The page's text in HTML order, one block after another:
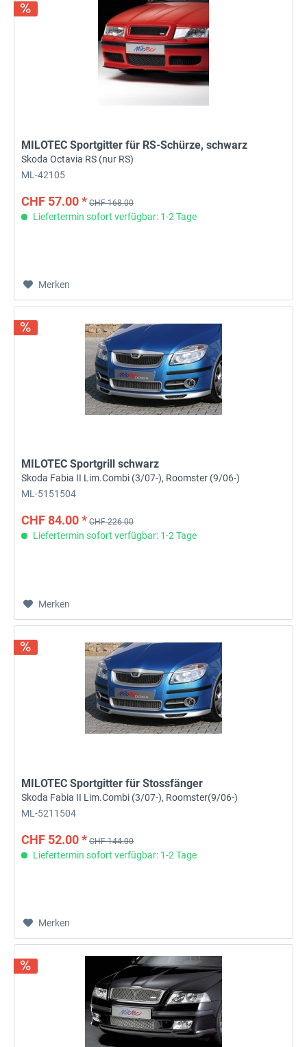
MILOTEC Sportgitter für RS-Schürze, schwarz
Skoda Octavia RS (nur RS)
ML-42105
CHF 57.00 * CHF 168.00
Liefertermin sofort verfügbar: 1-2 Tage
Merken
MILOTEC Sportgrill schwarz
Skoda Fabia II Lim.Combi (3/07-), Roomster (9/06-)
ML-5151504
CHF 84.00 * CHF 226.00
Liefertermin sofort verfügbar: 1-2 Tage
Merken
MILOTEC Sportgitter für Stossfänger
Skoda Fabia II Lim.Combi (3/07-), Roomster(9/06-)
ML-5211504
CHF 52.00 * CHF 144.00
Liefertermin sofort verfügbar: 1-2 Tage
Merken